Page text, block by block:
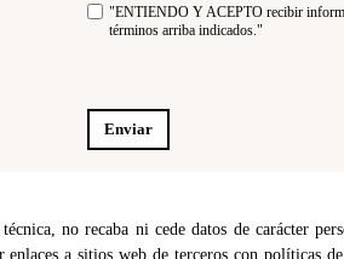
"ENTIENDO Y ACEPTO recibir
términos arriba indicados."
no recaba ni cede datos de carácter
a sitios web de terceros con políticas